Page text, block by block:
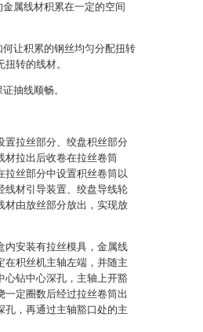
属线材积累在一定的空间
让积累的钢丝均匀分配扭转
转的线材。
抽线顺畅。
置拉丝部分、绞盘积丝部分
材拉出后收卷在拉丝卷筒
拉丝部分中设置积丝卷筒以
线材引导装置、绞盘导线轮
材由放丝部分放出，实现放
内安装有拉丝模具，金属线
在积丝机主轴左端，并随主
心钻中心深孔，主轴上开豁
一定圈数后经过拉丝卷筒出
孔，再通过主轴豁口处的主